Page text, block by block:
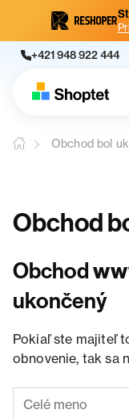
+421 948 922 444
Obchod bol
Obchod
Obchod
ukončený
Pokiaľ ste majiteľ
obnovenie, tak sa